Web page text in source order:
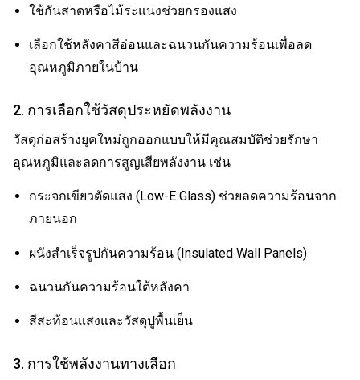
ใช้กันสาดหรือไม้ระแนงช่วยกรองแสง
เลือกใช้หลังคาสีอ่อนและฉนวนกันความร้อนเพื่อลด
อุณหภูมิภายในบ้าน
2. การเลือกใช้วัสดุประหยัดพลังงาน
วัสดุก่อสร้างยุคใหม่ถูกออกแบบให้มีคุณสมบัติช่วยรักษา
อุณหภูมิและลดการสูญเสียพลังงาน เช่น
กระจกเขียวตัดแสง (Low-E Glass) ช่วยลดความร้อนจาก
ภายนอก
ผนังสำเร็จรูปกันความร้อน (Insulated Wall Panels)
ฉนวนกันความร้อนใต้หลังคา
สีสะท้อนแสงและวัสดุปูพื้นเย็น
3. การใช้พลังงานทางเลือก